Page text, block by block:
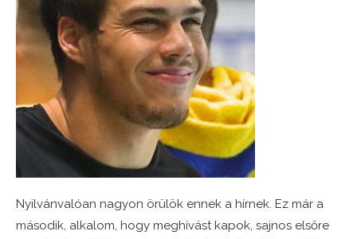
Nyilvánvalóan nagyon örülök ennek a hírnek. Ez már a
második, alkalom, hogy meghívást kapok, sajnos elsőre